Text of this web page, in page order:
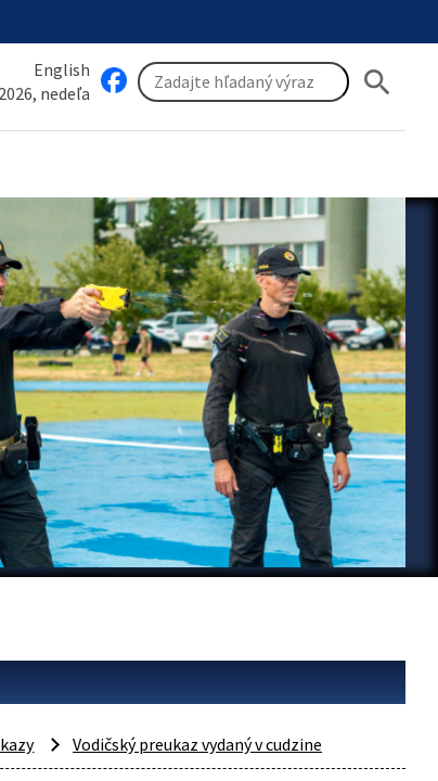
English
nedeľa
search
Vodičský preukaz vydaný v cudzine